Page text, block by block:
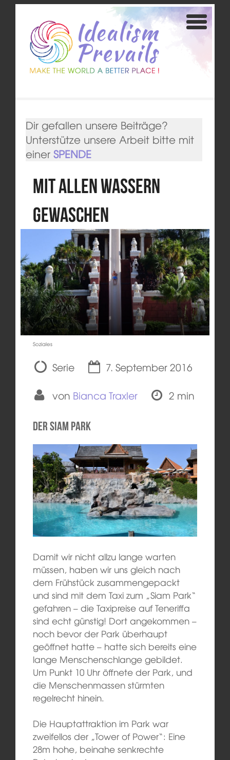
Dir gefallen unsere Beiträge?
Unterstütze unsere Arbeit bitte mit
einer SPENDE
Mit allen Wassern
gewaschen
Soziales
Serie
7. September 2016
von Bianca Traxler 2 min
Der Siam Park
Damit wir nicht allzu lange warten
müssen, haben wir uns gleich nach
dem Frühstück zusammengepackt
und sind mit dem Taxi zum „Siam Park“
gefahren – die Taxipreise auf Teneriffa
sind echt günstig! Dort angekommen –
noch bevor der Park überhaupt
geöffnet hatte – hatte sich bereits eine
lange Menschenschlange gebildet.
Um Punkt 10 Uhr öffnete der Park, und
die Menschenmassen stürmten
regelrecht hinein.
Die Hauptattraktion im Park war
zweifellos der „Tower of Power“: Eine
28m hohe, beinahe senkrechte